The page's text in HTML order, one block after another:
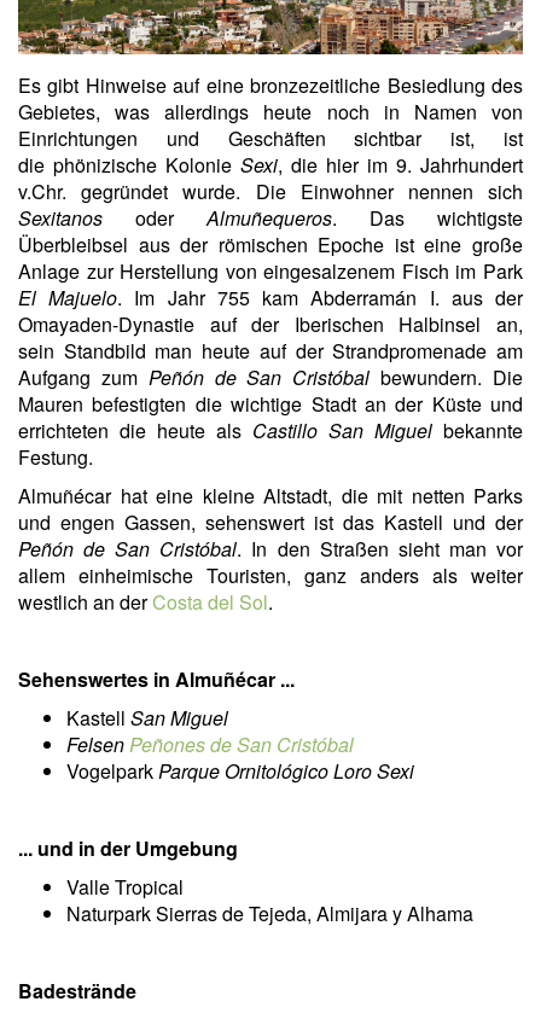
Es gibt Hinweise auf eine bronzezeitliche Besiedlung des
Gebietes, was allerdings heute noch in Namen von
Einrichtungen und Geschäften sichtbar ist, ist
die phönizische Kolonie Sexi, die hier im 9. Jahrhundert
v.Chr. gegründet wurde. Die Einwohner nennen sich
Sexitanos oder Almuñequeros. Das wichtigste
Überbleibsel aus der römischen Epoche ist eine große
Anlage zur Herstellung von eingesalzenem Fisch im Park
El Majuelo. Im Jahr 755 kam Abderramán I. aus der
Omayaden-Dynastie auf der Iberischen Halbinsel an,
sein Standbild man heute auf der Strandpromenade am
Aufgang zum Peñón de San Cristóbal bewundern. Die
Mauren befestigten die wichtige Stadt an der Küste und
errichteten die heute als Castillo San Miguel bekannte
Festung.
Almuñécar hat eine kleine Altstadt, die mit netten Parks
und engen Gassen, sehenswert ist das Kastell und der
Peñón de San Cristóbal. In den Straßen sieht man vor
allem einheimische Touristen, ganz anders als weiter
westlich an derCosta del Sol.
Sehenswertes in Almuñécar ...
Kastell San Miguel
Felsen Peñones de San Cristóbal
Vogelpark Parque Ornitológico Loro Sexi
... und in der Umgebung
Valle Tropical
Naturpark Sierras de Tejeda, Almijara y Alhama
Badestrände